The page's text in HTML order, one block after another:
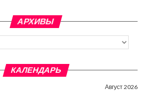
АРХИВЫ
КАЛЕНДАРЬ
Август 2026